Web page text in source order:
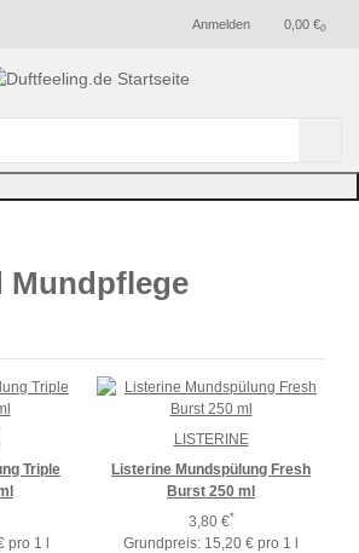
Anmelden 0
0,00 €
Mundpflege
Triple
pro 1 l
Listerine Mundspülung Fresh
Burst 250 ml
3,80 €*
Grundpreis: 15,20 € pro 1 l
LISTERINE